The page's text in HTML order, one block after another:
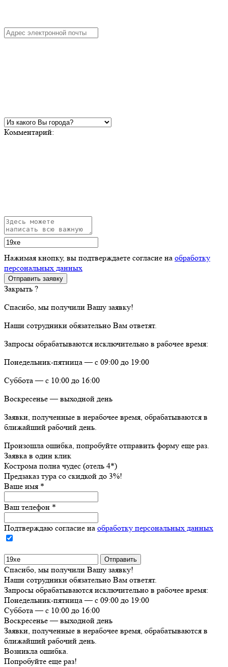
Комментарий:
Нажимая кнопку, вы подтверждаете согласие на обработку
персональных данных
Закрыть ?
Спасибо, мы получили Вашу заявку!
Наши сотрудники обязательно Вам ответят.
Запросы обрабатываются исключительно в рабочее время:
Понедельник-пятница — с 09:00 до 19:00
Суббота — с 10:00 до 16:00
Воскресенье — выходной день
Заявки, полученные в нерабочее время, обрабатываются в
ближайший рабочий день.
Произошла ошибка, попробуйте отправить форму еще раз.
Заявка в один клик
Кострома полна чудес (отель 4*)
Предзаказ тура со скидкой до 3%!
Ваше имя *
Ваш телефон *
Подтверждаю согласие на обработку персональных данных
Спасибо, мы получили Вашу заявку!
Наши сотрудники обязательно Вам ответят.
Запросы обрабатываются исключительно в рабочее время:
Понедельник-пятница — с 09:00 до 19:00
Суббота — с 10:00 до 16:00
Воскресенье — выходной день
Заявки, полученные в нерабочее время, обрабатываются в
ближайший рабочий день.
Возникла ошибка.
Попробуйте еще раз!